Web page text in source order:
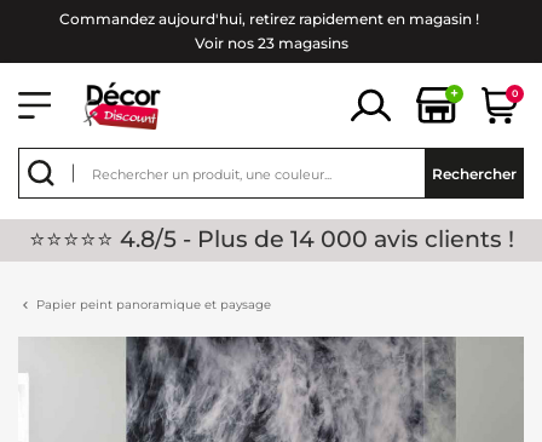
Commandez aujourd'hui, retirez rapidement en magasin !
Voir nos 23 magasins
+ 0
Rechercher
⭐⭐⭐⭐⭐ 4.8/5 - Plus de 14 000 avis clients !
Papier peint panoramique et paysage